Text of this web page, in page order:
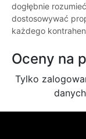
dogłębnie
dostosowywać
każdego
Oceny na
Tylko